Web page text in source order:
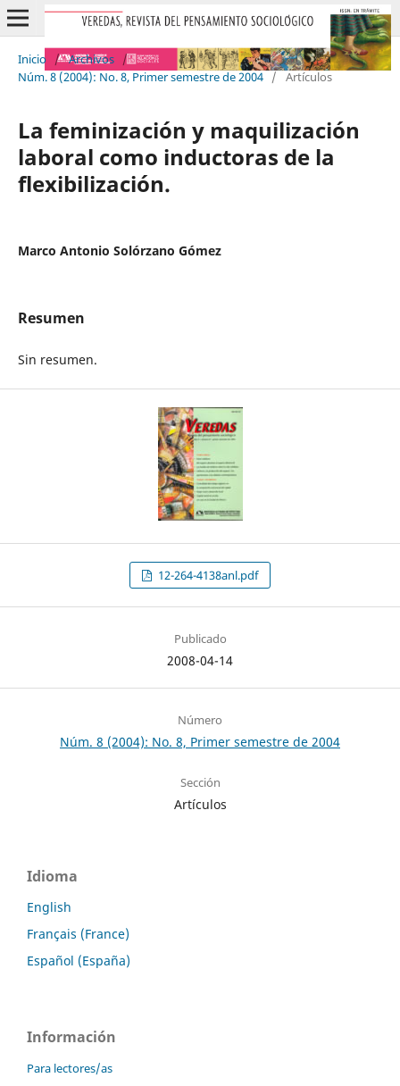
Inicio / Archivos /
Núm. 8 (2004): No. 8, Primer semestre de 2004 / Artículos
La feminización y maquilización
laboral como inductoras de la
flexibilización.
Marco Antonio Solórzano Gómez
Resumen
Sin resumen.
12-264-4138anl.pdf
Publicado
2008-04-14
Número
Núm. 8 (2004): No. 8, Primer semestre de 2004
Sección
Artículos
Idioma
English
Français (France)
Español (España)
Información
Para lectores/as